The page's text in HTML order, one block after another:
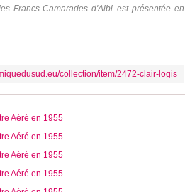
Francs-Camarades d'Albi est présentée en
collection/item/2472-clair-logis